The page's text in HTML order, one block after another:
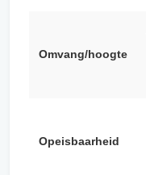
Omvang/hoogte
Opeisbaarheid